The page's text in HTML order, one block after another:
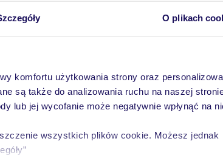
O plikach
komfortu użytkowania strony oraz
są także do analizowania ruchu na naszej
lub jej wycofanie może negatywnie wpłynąć na
wszystkich plików cookie. Możesz jednak
prowadzone przez hotele partnerskie TUI,
działania hotelu na rzecz ochrony środowiska
Dodatkowe informacje:
www.tui-ecohotel.de
którym przyznano nagrodę "TUI Umwelt Champion" i